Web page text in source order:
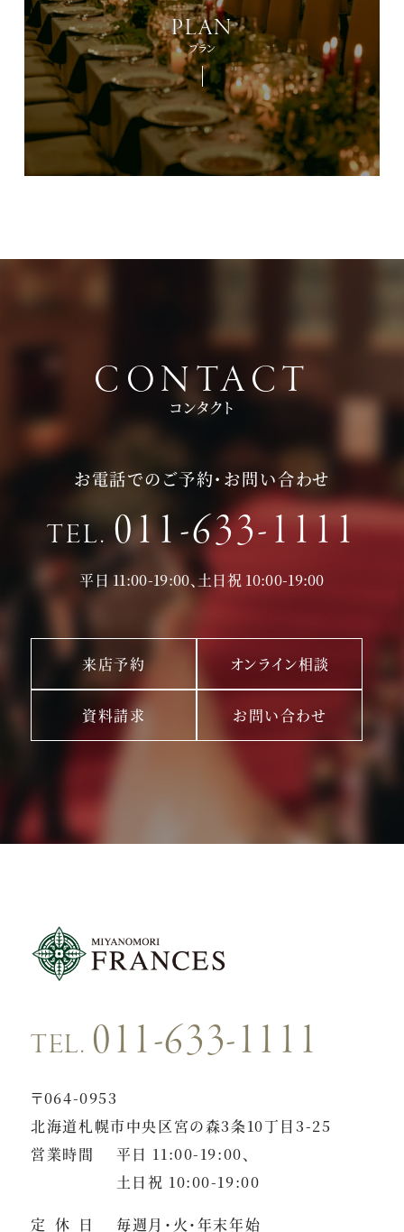
PLAN
プラン
CONTACT
コンタクト
お電話でのご予約・お問い合わせ
TEL. 011-633-1111
平日 11:00-19:00、土日祝 10:00-19:00
来店予約 オンライン相談
資料請求 お問い合わせ
TEL. 011-633-1111
〒064-0953
北海道札幌市中央区宮の森3条10丁目3-25
営業時間
平日 11:00-19:00、
土日祝 10:00-19:00
定休日 毎週月・火・年末年始